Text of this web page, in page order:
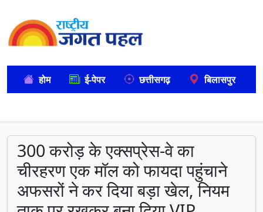
होम ई-पेपर छत्तीसगढ़ बिलासपुर
300 करोड़ के एक्सप्रेस-वे का
चीरहरण एक मॉल को फायदा पहुंचाने
अफसरों ने कर दिया बड़ा खेल, नियम